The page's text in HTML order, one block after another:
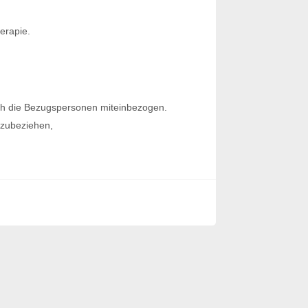
die Bezugspersonen miteinbezogen.